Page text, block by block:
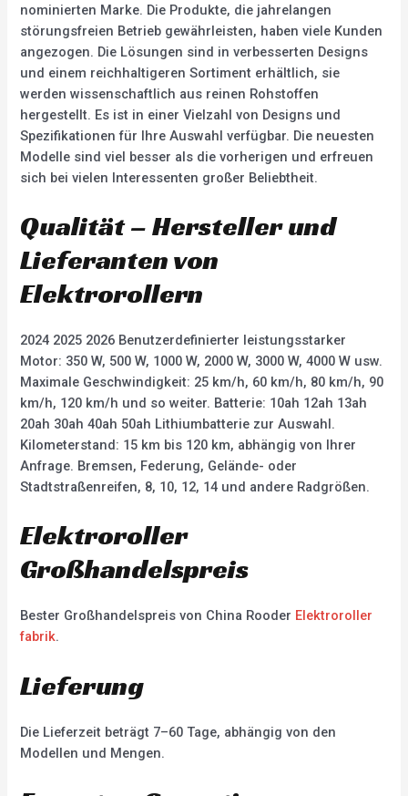
nominierten Marke. Die Produkte, die jahrelangen
störungsfreien Betrieb gewährleisten, haben viele Kunden
angezogen. Die Lösungen sind in verbesserten Designs
und einem reichhaltigeren Sortiment erhältlich, sie
werden wissenschaftlich aus reinen Rohstoffen
hergestellt. Es ist in einer Vielzahl von Designs und
Spezifikationen für Ihre Auswahl verfügbar. Die neuesten
Modelle sind viel besser als die vorherigen und erfreuen
sich bei vielen Interessenten großer Beliebtheit.
Qualität – Hersteller und
Lieferanten von
Elektrorollern
2024 2025 2026 Benutzerdefinierter leistungsstarker
Motor: 350 W, 500 W, 1000 W, 2000 W, 3000 W, 4000 W usw.
Maximale Geschwindigkeit: 25 km/h, 60 km/h, 80 km/h, 90
km/h, 120 km/h und so weiter. Batterie: 10ah 12ah 13ah
20ah 30ah 40ah 50ah Lithiumbatterie zur Auswahl.
Kilometerstand: 15 km bis 120 km, abhängig von Ihrer
Anfrage. Bremsen, Federung, Gelände- oder
Stadtstraßenreifen, 8, 10, 12, 14 und andere Radgrößen.
Elektroroller
Großhandelspreis
Bester Großhandelspreis von China Rooder Elektroroller
fabrik.
Lieferung
Die Lieferzeit beträgt 7–60 Tage, abhängig von den
Modellen und Mengen.